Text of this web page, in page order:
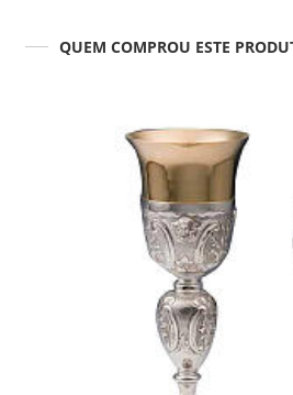
QUEM COMPROU ESTE